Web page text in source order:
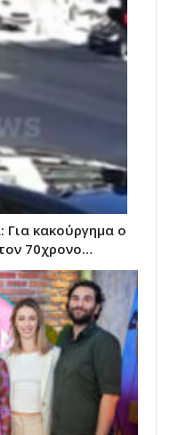
κακούργημα ο
70χρονο…